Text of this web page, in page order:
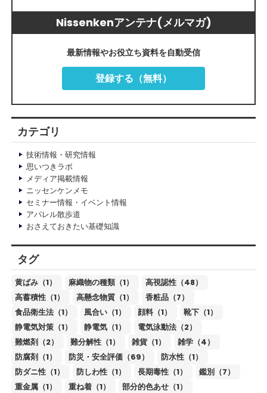
Nissenkenアンテナ(メルマガ)
最新情報やお役立ち資料を自動受信
登録する（無料）
カテゴリ
技術情報・研究情報
思いつきラボ
メディア掲載情報
ニッセンケンメモ
セミナー情報・イベント情報
アパレル散歩道
おさえておきたい基礎知識
タグ
黄ばみ（1） 麻織物の種類（1）
高視認性（48）
高蓄積性（1）
高懸念物質（1）
香粧品（7）
食品衛生法（1）
風合い（1） 顔料（1）
靴下（1）
静電気対策（1）
静電気（1）
電気泳動法（2）
難燃剤（2）
難分解性（1） 雑貨（1）
雑学（4）
防腐剤（1）
防災・安全評価（69）
防水性（1）
防ダニ性（1）
防しわ性（1） 長期毒性（1）
鑑別（7）
重金属（1）
重ね着（1）
部分的色あせ（1）